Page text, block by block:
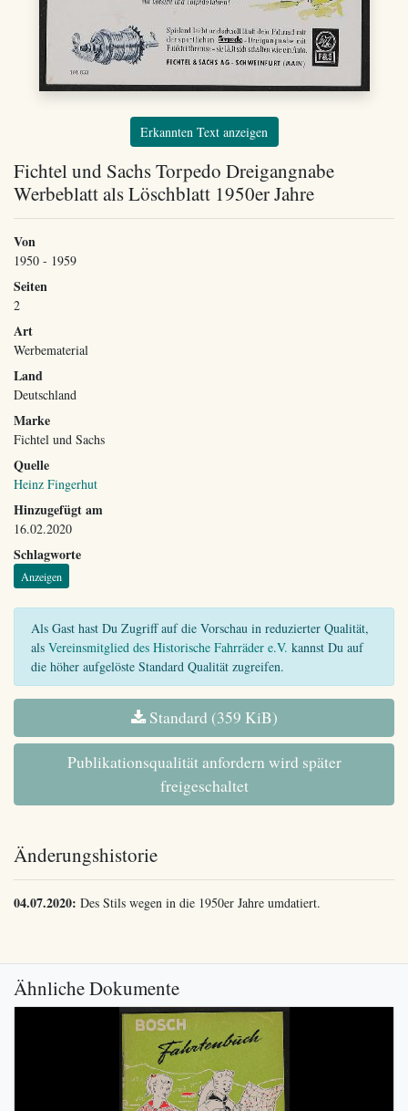
Erkannten Text anzeigen
Fichtel und Sachs Torpedo Dreigangnabe
Werbeblatt als Löschblatt 1950er Jahre
Von
1950 - 1959
Seiten
2
Art
Werbematerial
Land
Deutschland
Marke
Fichtel und Sachs
Quelle
Heinz Fingerhut
Hinzugefügt am
16.02.2020
Schlagworte
Anzeigen
Als Gast hast Du Zugriff auf die Vorschau in reduzierter Qualität,
als Vereinsmitglied des Historische Fahrräder e.V. kannst Du auf
die höher aufgelöste Standard Qualität zugreifen.
Standard (359 KiB)
Publikationsqualität anfordern wird später
freigeschaltet
Änderungshistorie
04.07.2020: Des Stils wegen in die 1950er Jahre umdatiert.
Ähnliche Dokumente